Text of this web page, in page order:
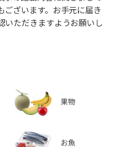
ございます。お手元に届き
いただきますようお願いし